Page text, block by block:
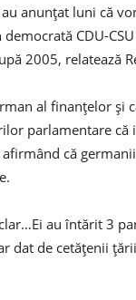
anunțat luni că
CDU-
2005, relatează
al finanțelor și
parlamentare
afirmând că
au întărit 3
dat de cetățenii